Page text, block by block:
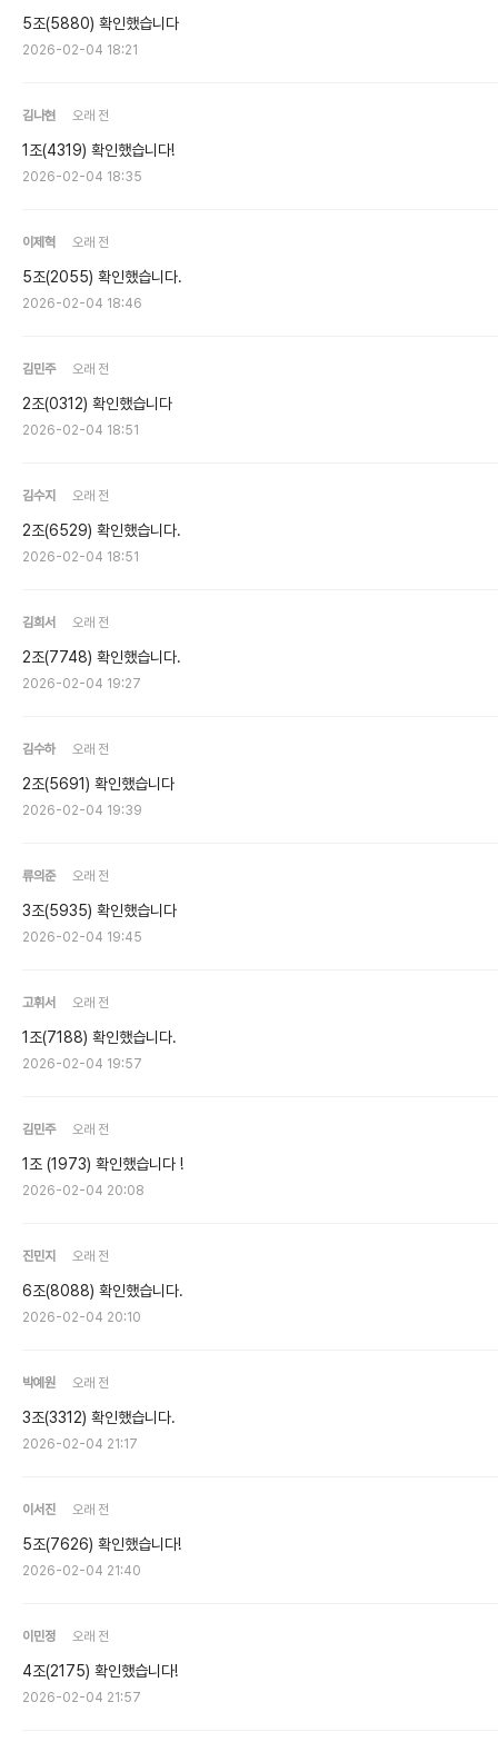
5조(5880) 확인했습니다
2026-02-04 18:21
김나현 오래 전
1조(4319) 확인했습니다!
2026-02-04 18:35
이제혁 오래 전
5조(2055) 확인했습니다.
2026-02-04 18:46
김민주 오래 전
2조(0312) 확인했습니다
2026-02-04 18:51
김수지 오래 전
2조(6529) 확인했습니다.
2026-02-04 18:51
김희서 오래 전
2조(7748) 확인했습니다.
2026-02-04 19:27
김수하 오래 전
2조(5691) 확인했습니다
2026-02-04 19:39
류의준 오래 전
3조(5935) 확인했습니다
2026-02-04 19:45
고휘서 오래 전
1조(7188) 확인했습니다.
2026-02-04 19:57
김민주 오래 전
1조 (1973) 확인했습니다 !
2026-02-04 20:08
진민지 오래 전
6조(8088) 확인했습니다.
2026-02-04 20:10
박예원 오래 전
3조(3312) 확인했습니다.
2026-02-04 21:17
이서진 오래 전
5조(7626) 확인했습니다!
2026-02-04 21:40
이민정 오래 전
4조(2175) 확인했습니다!
2026-02-04 21:57